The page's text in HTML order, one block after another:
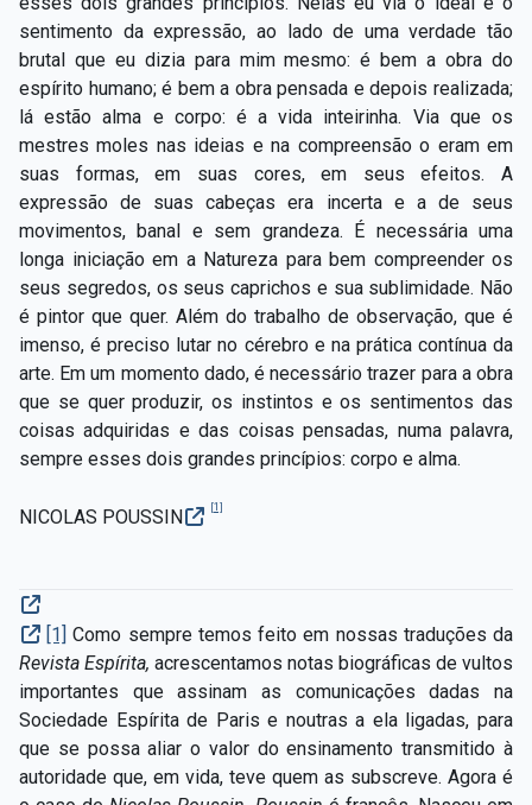
sentimento da expressão, ao lado de uma verdade tão
brutal que eu dizia para mim mesmo: é bem a obra do
espírito humano; é bem a obra pensada e depois realizada;
lá estão alma e corpo: é a vida inteirinha. Via que os
mestres moles nas ideias e na compreensão o eram em
suas formas, em suas cores, em seus efeitos. A
expressão de suas cabeças era incerta e a de seus
movimentos, banal e sem grandeza. É necessária uma
longa iniciação em a Natureza para bem compreender os
seus segredos, os seus caprichos e sua sublimidade. Não
é pintor que quer. Além do trabalho de observação, que é
imenso, é preciso lutar no cérebro e na prática contínua da
arte. Em um momento dado, é necessário trazer para a obra
que se quer produzir, os instintos e os sentimentos das
coisas adquiridas e das coisas pensadas, numa palavra,
sempre esses dois grandes princípios: corpo e alma.
NICOLAS POUSSIN [1]
[1] Como sempre temos feito em nossas traduções da
Revista Espírita, acrescentamos notas biográficas de vultos
importantes que assinam as comunicações dadas na
Sociedade Espírita de Paris e noutras a ela ligadas, para
que se possa aliar o valor do ensinamento transmitido à
autoridade que, em vida, teve quem as subscreve. Agora é